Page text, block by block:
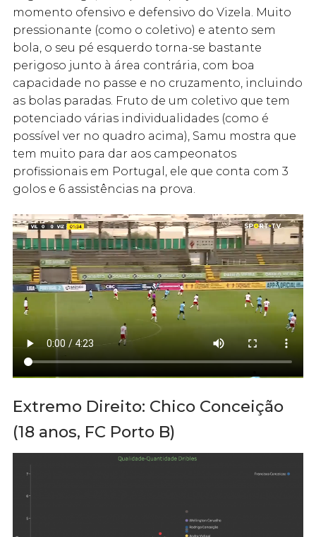
momento ofensivo e defensivo do Vizela. Muito
pressionante (como o coletivo) e atento sem
bola, o seu pé esquerdo torna-se bastante
perigoso junto à área contrária, com boa
capacidade no passe e no cruzamento, incluindo
as bolas paradas. Fruto de um coletivo que tem
potenciado várias individualidades (como é
possível ver no quadro acima), Samu mostra que
tem muito para dar aos campeonatos
profissionais em Portugal, ele que conta com 3
golos e 6 assistências na prova.
Extremo Direito: Chico Conceição
(18 anos, FC Porto B)